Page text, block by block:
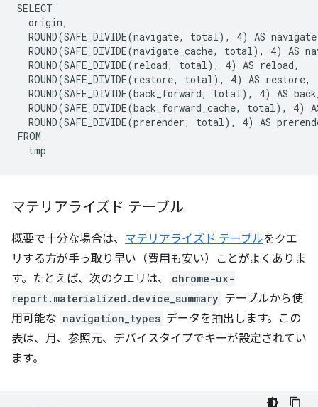
SELECT
  origin,
ROUND(SAFE_DIVIDE(navigate, total), 4) AS
ROUND(SAFE_DIVIDE(navigate_cache, total), 4) AS
  ROUND(SAFE_DIVIDE(reload, total), 4) AS reload,
  ROUND(SAFE_DIVIDE(restore, total), 4) AS restore,
ROUND(SAFE_DIVIDE(back_forward, total), 4) AS
ROUND(SAFE_DIVIDE(back_forward_cache, total), 4)
ROUND(SAFE_DIVIDE(prerender, total), 4) AS
FROM
マテリアライズド テーブル
概要で十分な場合は、 マテリアライズド テーブルをクエ
リする方が手っ取り早い（費用も安い）ことがよくありま
す。たとえば、次のクエリは、
chrome-ux-
report.materialized.device_summary テーブルから使
用可能な navigation_types データを抽出します。この
表は、月、参照元、デバイスタイプでキーが設定されてい
ます。